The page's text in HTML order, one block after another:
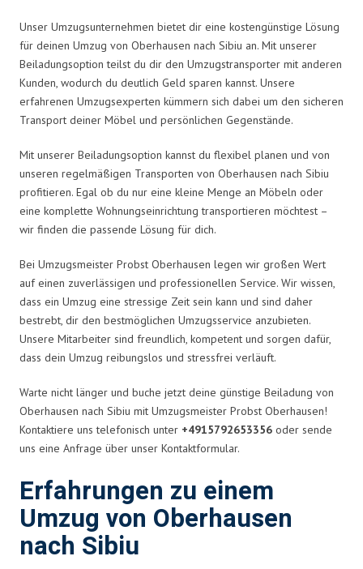
Unser Umzugsunternehmen bietet dir eine kostengünstige Lösung
für deinen Umzug von Oberhausen nach Sibiu an. Mit unserer
Beiladungsoption teilst du dir den Umzugstransporter mit anderen
Kunden, wodurch du deutlich Geld sparen kannst. Unsere
erfahrenen Umzugsexperten kümmern sich dabei um den sicheren
Transport deiner Möbel und persönlichen Gegenstände.
Mit unserer Beiladungsoption kannst du flexibel planen und von
unseren regelmäßigen Transporten von Oberhausen nach Sibiu
profitieren. Egal ob du nur eine kleine Menge an Möbeln oder
eine komplette Wohnungseinrichtung transportieren möchtest –
wir finden die passende Lösung für dich.
Bei Umzugsmeister Probst Oberhausen legen wir großen Wert
auf einen zuverlässigen und professionellen Service. Wir wissen,
dass ein Umzug eine stressige Zeit sein kann und sind daher
bestrebt, dir den bestmöglichen Umzugsservice anzubieten.
Unsere Mitarbeiter sind freundlich, kompetent und sorgen dafür,
dass dein Umzug reibungslos und stressfrei verläuft.
Warte nicht länger und buche jetzt deine günstige Beiladung von
Oberhausen nach Sibiu mit Umzugsmeister Probst Oberhausen!
Kontaktiere uns telefonisch unter +4915792653356 oder sende
uns eine Anfrage über unser Kontaktformular.
Erfahrungen zu einem
Umzug von Oberhausen
nach Sibiu